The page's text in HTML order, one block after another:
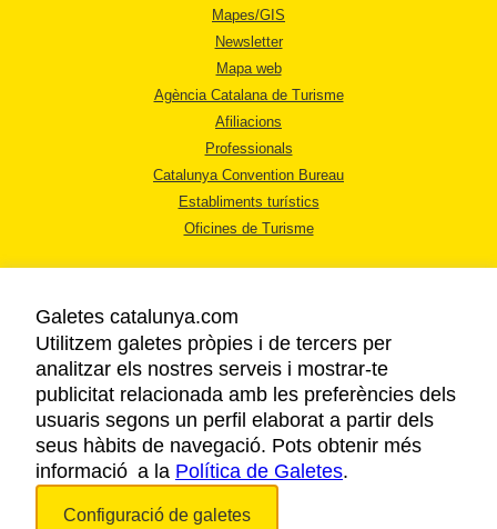
Mapes/GIS
Newsletter
Mapa web
Agència Catalana de Turisme
Afiliacions
Professionals
Catalunya Convention Bureau
Establiments turístics
Oficines de Turisme
AVÍS LEGAL
POLÍTICA DE PRIVACITAT
COOKIES
ACCESSIBILITAT
Galetes catalunya.com
Utilitzem galetes pròpies i de tercers per
analitzar els nostres serveis i mostrar-te
publicitat relacionada amb les preferències dels
usuaris segons un perfil elaborat a partir dels
seus hàbits de navegació. Pots obtenir més
informació a la Política de Galetes.
Configuració de galetes